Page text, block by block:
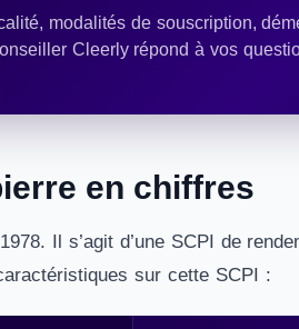
modalités de souscription,
Cleerly répond à vos
en chiffres
Il s’agit d’une SCPI de
sur cette SCPI :